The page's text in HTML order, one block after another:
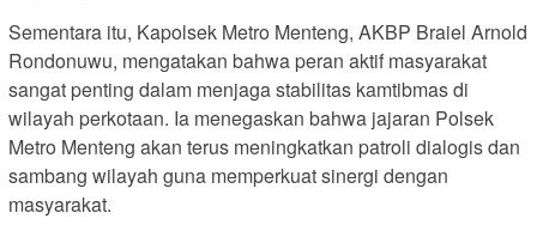
Sementara itu, Kapolsek Metro Menteng, AKBP Braiel Arnold
Rondonuwu, mengatakan bahwa peran aktif masyarakat
sangat penting dalam menjaga stabilitas kamtibmas di
wilayah perkotaan. Ia menegaskan bahwa jajaran Polsek
Metro Menteng akan terus meningkatkan patroli dialogis dan
sambang wilayah guna memperkuat sinergi dengan
masyarakat.